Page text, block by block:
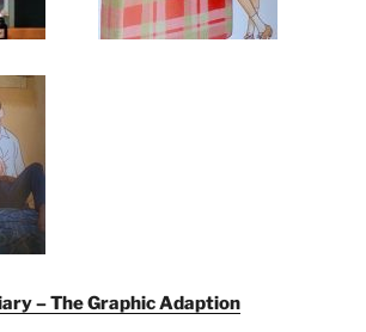
– The Graphic Adaption